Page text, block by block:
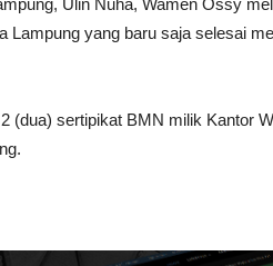
Ulin Nuha, Wamen Ossy
Lampung yang baru saja selesai
(dua) sertipikat BMN milik Kantor